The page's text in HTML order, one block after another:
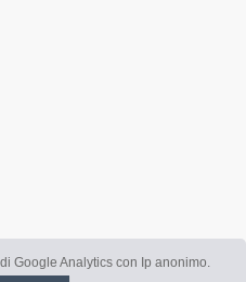
Google Analytics con Ip anonimo.